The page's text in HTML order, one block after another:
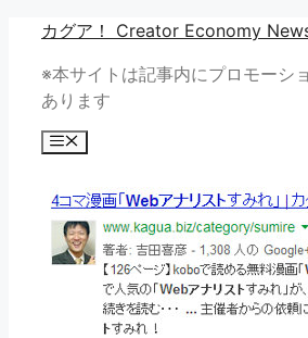
カグア！ Creator Economy
※本サイトは記事内にプロモーシ
あります
メ
ー